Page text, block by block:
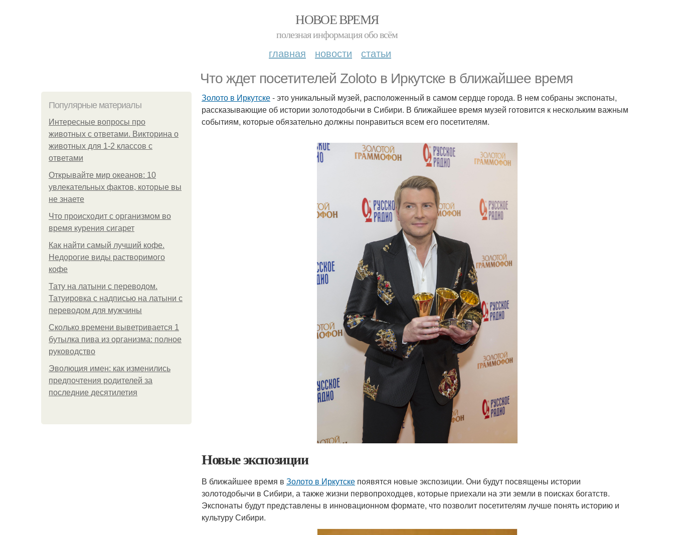
НОВОЕ ВРЕМЯ
полезная информация обо всём
главная новости статьи
Что ждет посетителей Zoloto в Иркутске в ближайшее время
Популярные материалы
Интересные вопросы про
животных с ответами. Викторина о
животных для 1-2 классов с
ответами
Открывайте мир океанов: 10
увлекательных фактов, которые вы
не знаете
Что происходит с организмом во
время курения сигарет
Как найти самый лучший кофе.
Недорогие виды растворимого
кофе
Тату на латыни с переводом.
Татуировка с надписью на латыни с
переводом для мужчины
Сколько времени выветривается 1
бутылка пива из организма: полное
руководство
Эволюция имен: как изменились
предпочтения родителей за
последние десятилетия
Золото в Иркутске- это уникальный музей, расположенный в самом сердце города. В нем собраны экспонаты,
рассказывающие об истории золотодобычи в Сибири. В ближайшее время музей готовится к нескольким важным
событиям, которые обязательно должны понравиться всем его посетителям.
Новые экспозиции
В ближайшее время в Золото в Иркутске появятся новые экспозиции. Они будут посвящены истории
золотодобычи в Сибири, а также жизни первопроходцев, которые приехали на эти земли в поисках богатств.
Экспонаты будут представлены в инновационном формате, что позволит посетителям лучше понять историю и
культуру Сибири.